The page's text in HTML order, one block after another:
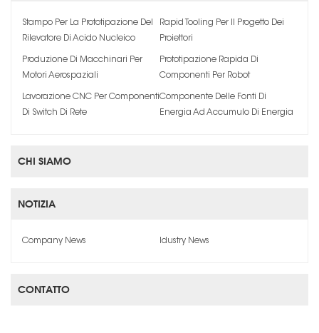
Stampo Per La Prototipazione Del
Rilevatore Di Acido Nucleico
Rapid Tooling Per Il Progetto Dei
Proiettori
Produzione Di Macchinari Per
Motori Aerospaziali
Prototipazione Rapida Di
Componenti Per Robot
Lavorazione CNC Per Componenti
Di Switch Di Rete
Componente Delle Fonti Di
Energia Ad Accumulo Di Energia
CHI SIAMO
NOTIZIA
Company News Idustry News
CONTATTO